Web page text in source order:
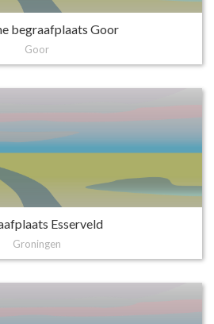
begraafplaats Goor
Goor
Esserveld
Groningen